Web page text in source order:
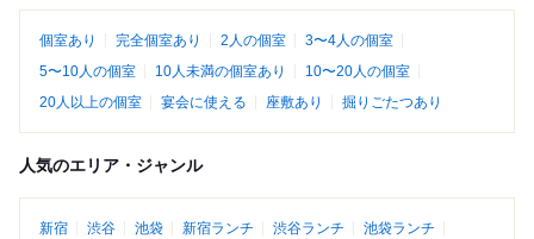
個室あり 完全個室あり 2人の個室
3〜4人の個室
5〜10人の個室
10人未満の個室あり
10〜20人の個室
20人以上の個室
宴会に使える 座敷あり 掘りごたつあり
人気のエリア・ジャンル
新宿 渋谷 池袋 新宿ランチ 渋谷ランチ
池袋ランチ